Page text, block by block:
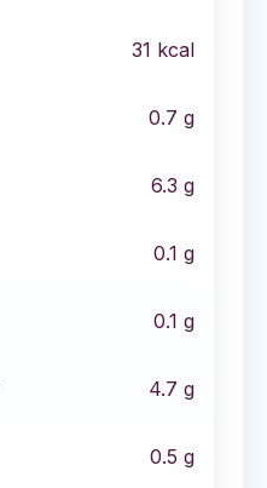
31 kcal
0.7 g
6.3 g
0.1 g
0.1 g
4.7 g
0.5 g